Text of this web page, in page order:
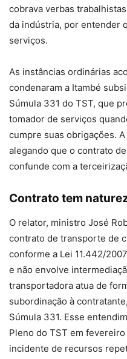
cobrava verbas
da indústria, por entender
serviços.
As instâncias ordinárias
condenaram a Itambé
Súmula 331 do TST, que
tomador de serviços
cumpre suas obrigações.
alegando que o contrato
confunde com a
Contrato tem
O relator, ministro José
contrato de transporte de
conforme a Lei 11.442/
e não envolve
transportadora atua de
subordinação à
Súmula 331. Esse
Pleno do TST em
incidente de recursos